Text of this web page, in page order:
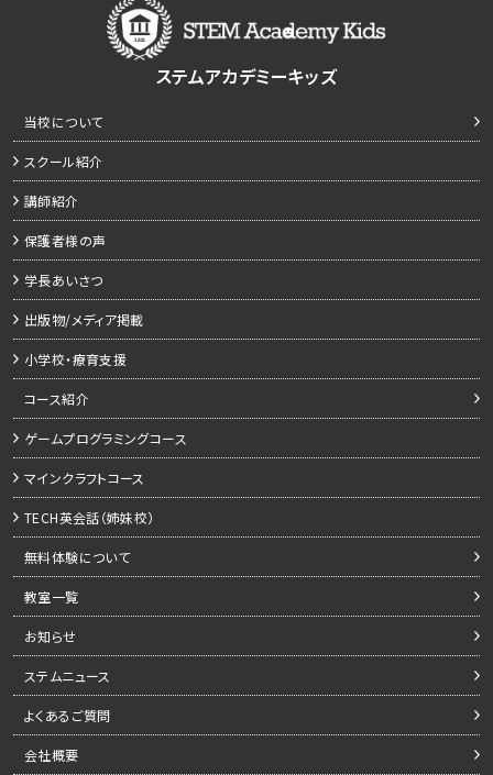
ステムアカデミーキッズ
当校について
スクール紹介
講師紹介
保護者様の声
学長あいさつ
出版物/メディア掲載
小学校・療育支援
コース紹介
ゲームプログラミングコース
マインクラフトコース
TECH英会話（姉妹校）
無料体験について
教室一覧
お知らせ
ステムニュース
よくあるご質問
会社概要